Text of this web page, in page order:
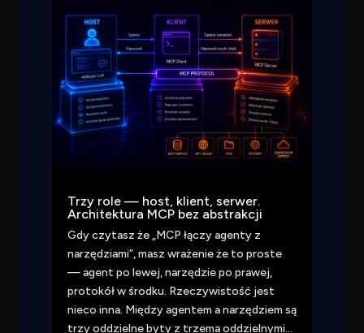
Trzy role — host, klient, serwer.
Architektura MCP bez abstrakcji
Gdy czytasz że „MCP łączy agenty z
narzędziami”, masz wrażenie że to proste
— agent po lewej, narzędzie po prawej,
protokół w środku. Rzeczywistość jest
nieco inna. Między agentem a narzędziem są
trzy oddzielne byty z trzema oddzielnymi…